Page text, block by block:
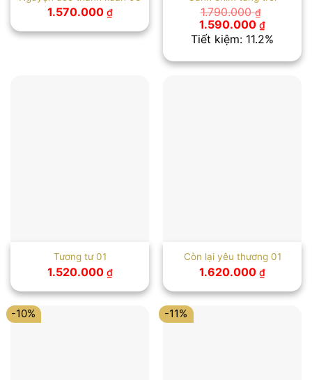
1.570.000 ₫ 1.790.000₫
Giá
gốc
là:
1.590.000 ₫Giá
hiện
tại
Tiết kiệm: 11.2%
Tương tư 01
1.520.000 ₫
Còn lại yêu thương 01
1.620.000 ₫
-10% -11%